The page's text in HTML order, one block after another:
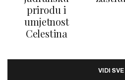
prirodu i
umjetnost
Celestina
VIDI SVE